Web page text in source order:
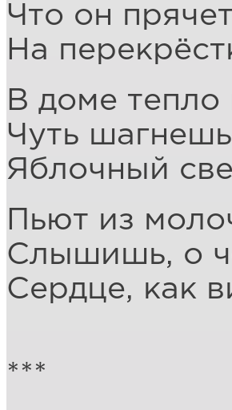
Что он
На
В доме
Чуть
Яблочный
Пьют из
Слышишь, о
Сердце, как
***